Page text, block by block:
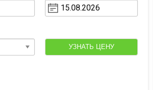
УЗНАТЬ ЦЕНУ